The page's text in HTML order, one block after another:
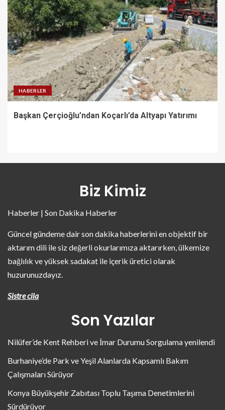
HABERLER
Başkan Çerçioğlu’ndan Koçarlı’da Altyapı Yatırımı
Biz Kimiz
Haberler | Son Dakika Haberler
Güncel gündeme dair son dakika haberlerini en objektif bir
aktarım dili ile siz değerli okurlarımıza aktarırken, ülkemize
bağlılık ve yüksek sadakat ile içerik üretici olarak
huzurunuzdayız.
Sistre cila
Son Yazılar
Nilüfer’de Kent Rehberi ve İmar Durumu Sorgulama yenilendi
Burhaniye’de Park ve Yeşil Alanlarda Kapsamlı Bakım
Çalışmaları Sürüyor
Konya Büyükşehir Zabıtası Toplu Taşıma Denetimlerini
Sürdürüyor